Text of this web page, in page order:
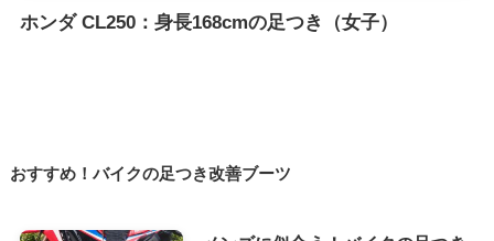
ホンダ CL250：身長168cmの足つき（女子）
おすすめ！バイクの足つき改善ブーツ